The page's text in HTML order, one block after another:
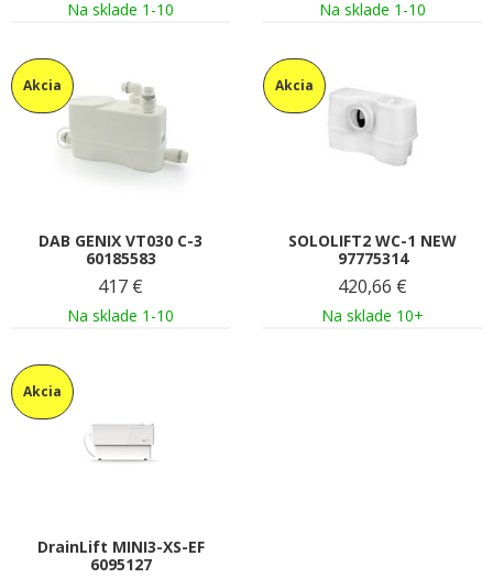
Na sklade 1-10 Na sklade 1-10
Akcia
DAB GENIX VT030 C-3
60185583
417 €
Na sklade 1-10
Akcia
SOLOLIFT2 WC-1 NEW
97775314
420,66 €
Na sklade 10+
Akcia
DrainLift MINI3-XS-EF
6095127